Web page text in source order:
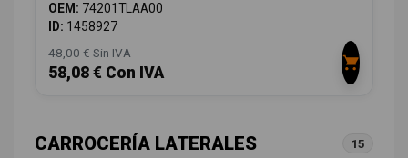
OEM: 74201TLAA00
ID: 1458927
48,00 € Sin IVA
58,08 € Con IVA
CARROCERÍA LATERALES 15